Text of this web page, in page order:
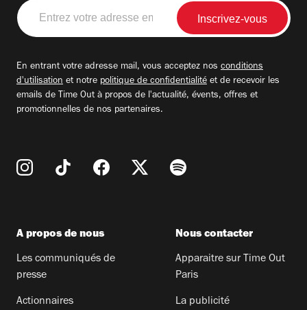
Entrez
votre
adresse
En entrant votre adresse mail, vous acceptez nos conditions
d'utilisation et notre politique de confidentialité et de recevoir les
emails de Time Out à propos de l'actualité, évents, offres et
promotionnelles de nos partenaires.
A propos de nous
Les communiqués de
presse
Actionnaires
Nous contacter
Apparaitre sur Time Out
Paris
La publicité